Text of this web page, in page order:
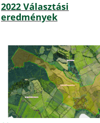
2022 Választási
eredmények